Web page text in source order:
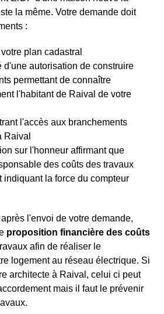
la même. Votre demande doit
:
plan cadastral
d'une autorisation de construire
permettant de connaître
l'habitant de Raival de votre
l'accès aux branchements
Raival
sur l'honneur affirmant que
des coûts des travaux
indiquant la force du compteur
l'envoi de votre demande,
proposition financière des coûts
afin de réaliser le
logement au réseau électrique. Si
architecte à Raival, celui ci peut
mais il faut le prévenir